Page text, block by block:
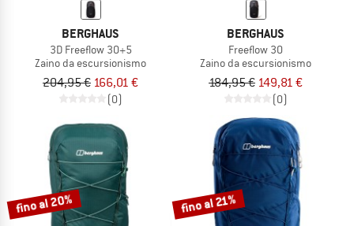
BERGHAUS
3D Freeflow 30+5
Zaino da escursionismo
204,95 € 166,01 €
(0)
BERGHAUS
Freeflow 30
Zaino da escursionismo
184,95 € 149,81 €
(0)
fino al 20% fino al 21%